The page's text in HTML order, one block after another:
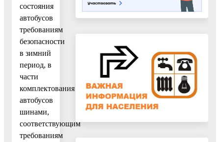
состояния
автобусов
требованиям
безопасности
в зимний
период, в
части
комплектования
автобусов
шинами,
соответствующим
требованиям